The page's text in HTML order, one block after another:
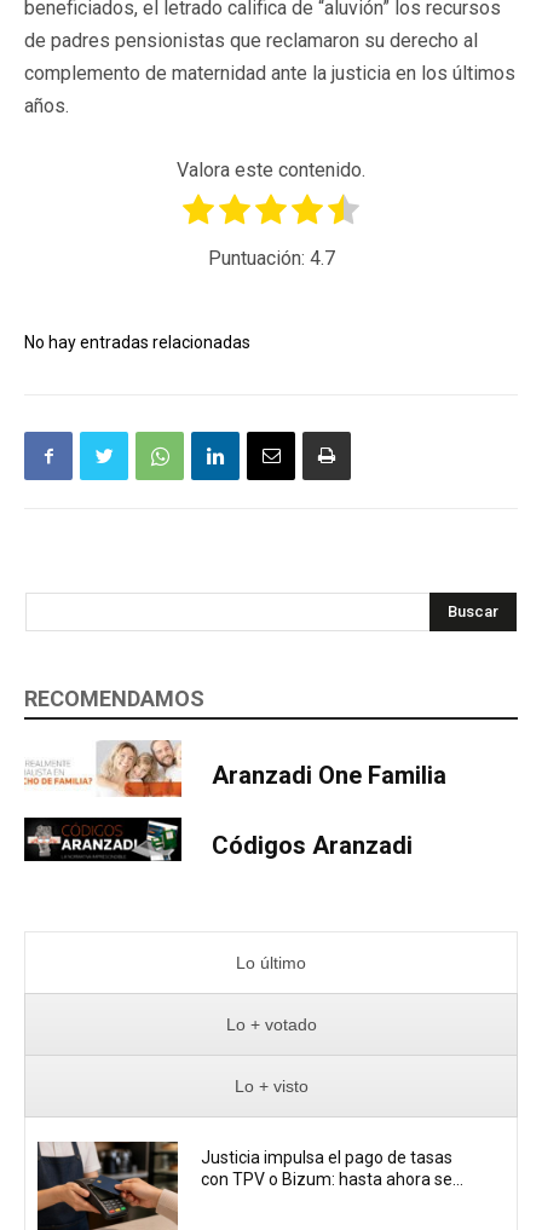
beneficiados, el letrado califica de “aluvión” los recursos
de padres pensionistas que reclamaron su derecho al
complemento de maternidad ante la justicia en los últimos
años.
Valora este contenido.
Puntuación: 4.7
No hay entradas relacionadas
Buscar
RECOMENDAMOS
Aranzadi One Familia
Códigos Aranzadi
Lo último
Lo + votado
Lo + visto
Justicia impulsa el pago de tasas
con TPV o Bizum: hasta ahora se...